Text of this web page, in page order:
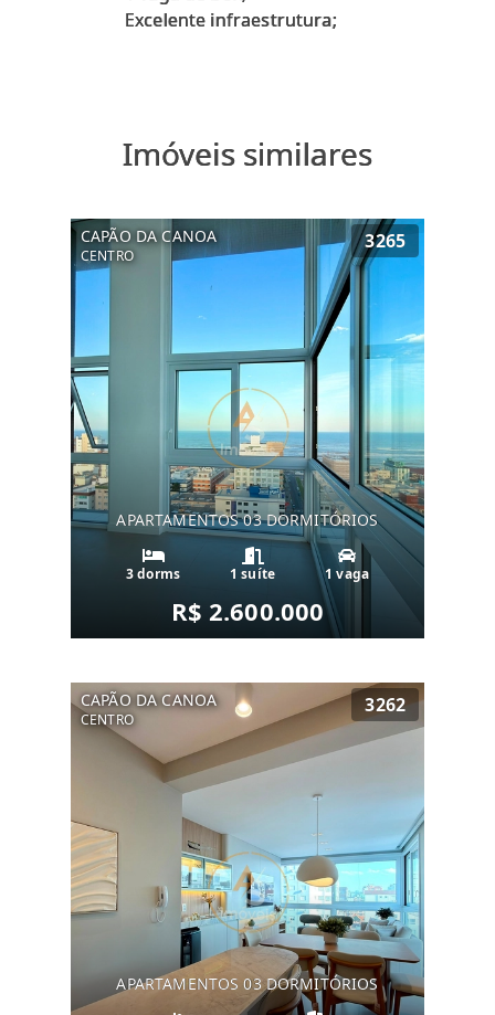
Imóveis similares
CAPÃO DA CANOA
CENTRO
3265
APARTAMENTOS 03 DORMITÓRIOS
3 dorms 1 suíte 1 vaga
R$ 2.600.000
CAPÃO DA CANOA
CENTRO
3262
APARTAMENTOS 03 DORMITÓRIOS